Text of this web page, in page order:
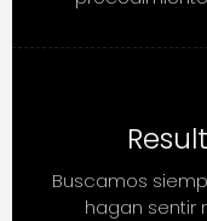
Buscamos
hagan sentir